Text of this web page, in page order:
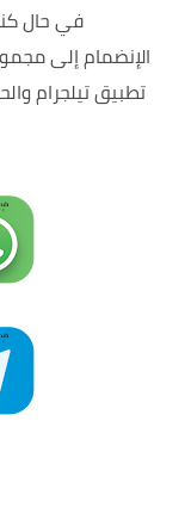
في حال
الإنضمام إلى
تطبيق تيلجرام